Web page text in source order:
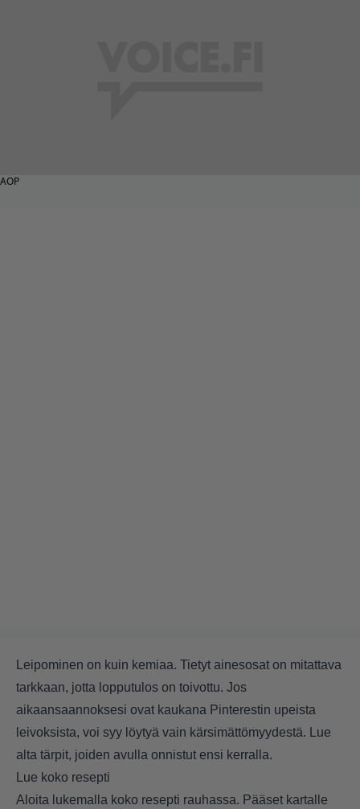
AOP
Leipominen on kuin kemiaa. Tietyt ainesosat on mitattava
tarkkaan, jotta lopputulos on toivottu. Jos
aikaansaannoksesi ovat kaukana Pinterestin upeista
leivoksista, voi syy löytyä vain kärsimättömyydestä. Lue
alta tärpit, joiden avulla onnistut ensi kerralla.
Lue koko resepti
Aloita lukemalla koko resepti rauhassa. Pääset kartalle